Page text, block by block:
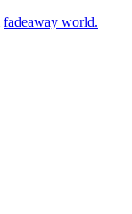
fadeaway world.